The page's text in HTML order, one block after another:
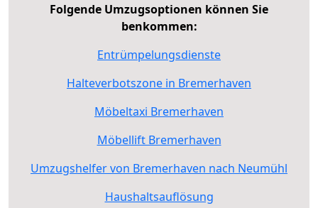
Folgende Umzugsoptionen können Sie
benkommen:
Entrümpelungsdienste
Halteverbotszone in Bremerhaven
Möbeltaxi Bremerhaven
Möbellift Bremerhaven
Umzugshelfer von Bremerhaven nach Neumühl
Haushaltsauflösung